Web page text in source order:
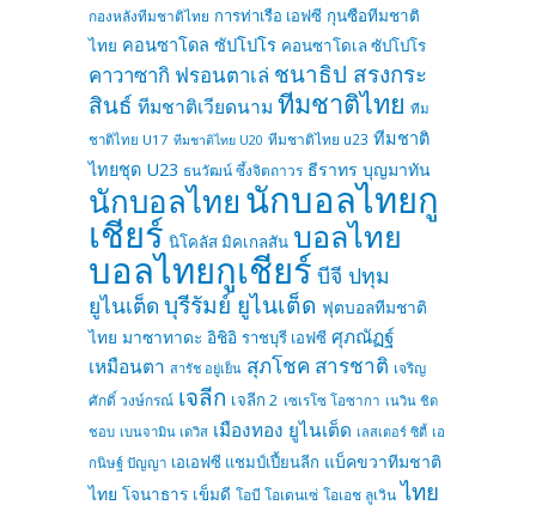
กองหลังทีมชาติไทย การท่าเรือ เอฟซี กุนซือทีมชาติ
ไทย คอนซาโดล ซัปโปโร คอนซาโดเล ซัปโปโร
คาวาซากิ ฟรอนตาเล่ ชนาธิป สรงกระ
สินธ์ ทีมชาติเวียดนาม ทีมชาติไทย ทีม
ชาติไทย U17 ทีมชาติไทย U20 ทีมชาติไทย u23 ทีมชาติ
ไทยชุด U23 ธนวัฒน์ ซึ้งจิตถาวร ธีราทร บุญมาทัน
นักบอลไทยนักบอลไทยกู
เชียร์ นิโคลัส มิคเกลสัน บอลไทย
บอลไทยกูเชียร์ บีจี ปทุม
ยูไนเต็ด บุรีรัมย์ ยูไนเต็ด ฟุตบอลทีมชาติ
ไทย มาซาทาดะ อิชิอิ ราชบุรี เอฟซี ศุภณัฏฐ์
เหมือนตา สารัช อยู่เย็น สุภโชค สารชาติ เจริญ
ศักดิ์ วงษ์กรณ์ เจลีก เจลีก 2 เซเรโซ โอซากา เนวิน ชิด
ชอบ เบนจามิน เดวิส เมืองทอง ยูไนเต็ด เลสเตอร์ ซิตี้ เอ
กนิษฐ์ ปัญญา เอเอฟซี แชมป์เปี้ยนลีก แบ็คขวาทีมชาติ
ไทย โจนาธาร เข็มดี โอบี โอเดนเซ่ โอเอช ลูเวิน ไทย